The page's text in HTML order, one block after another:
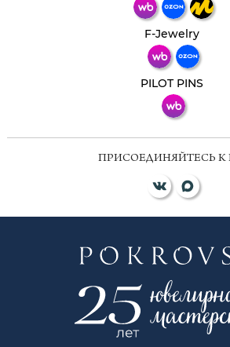
F-Jewelry
PILOT PINS
ПРИСОЕДИНЯЙТЕСЬ К